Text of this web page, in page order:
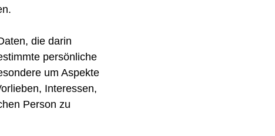
die darin
persönliche
um Aspekte
Interessen,
Person zu